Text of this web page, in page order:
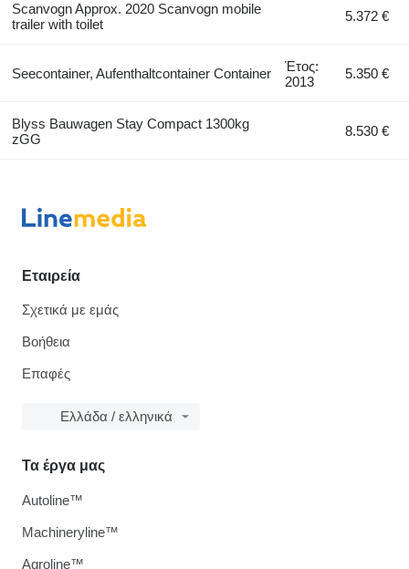
Scanvogn Approx. 2020 Scanvogn mobile
trailer with toilet
5.372 €
Seecontainer, Aufenthaltcontainer Container
Έτος:
2013
5.350 €
Blyss Bauwagen Stay Compact 1300kg
zGG
8.530 €
Εταιρεία
Σχετικά με εμάς
Βοήθεια
Επαφές
Ελλάδα / ελληνικά
Τα έργα μας
Autoline™
Machineryline™
Agroline™